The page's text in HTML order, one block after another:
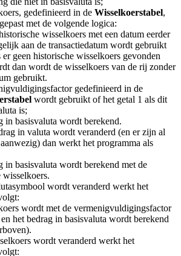
gedefinieerd in de Wisselkoerstabel,
met de volgende logica:
wisselkoers met een datum eerder
aan de transactiedatum wordt gebruikt
geen historische wisselkoers gevonden
dan wordt de wisselkoers van de rij zonder
gebruikt.
gedefinieerd in de
wordt gebruikt of het getal 1 als dit
is;
in basisvaluta wordt berekend.
in valuta wordt veranderd (en er zijn al
dan werkt het programma als
in basisvaluta wordt berekend met de
wisselkoers.
wordt veranderd werkt het
wordt met de vermenigvuldigingsfactor
en het bedrag in basisvaluta wordt berekend
wordt veranderd werkt het